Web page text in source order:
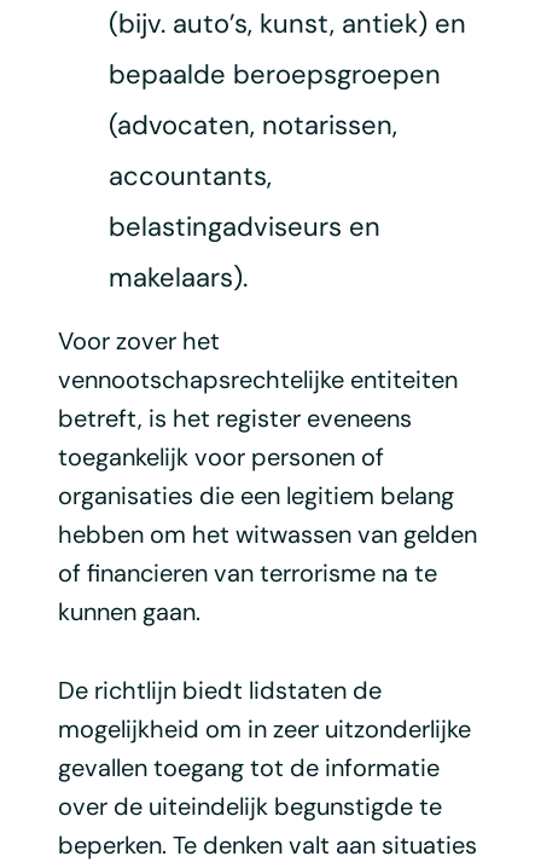
(bijv. auto’s, kunst, antiek) en
bepaalde beroepsgroepen
(advocaten, notarissen,
accountants,
belastingadviseurs en
makelaars).
Voor zover het
vennootschapsrechtelijke entiteiten
betreft, is het register eveneens
toegankelijk voor personen of
organisaties die een legitiem belang
hebben om het witwassen van gelden
of financieren van terrorisme na te
kunnen gaan.
De richtlijn biedt lidstaten de
mogelijkheid om in zeer uitzonderlijke
gevallen toegang tot de informatie
over de uiteindelijk begunstigde te
beperken. Te denken valt aan situaties